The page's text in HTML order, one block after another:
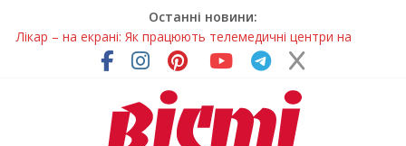
Останні новини:
Лікар – на екрані: Як працюють телемедичні центри на
Дніпропетровщині
У Дніпрі триває масштабна підготовка до опалювального
Пошуки тривають: на Дніпропетровщині досліджують місце
розташування легендарного монастиря (Фото)